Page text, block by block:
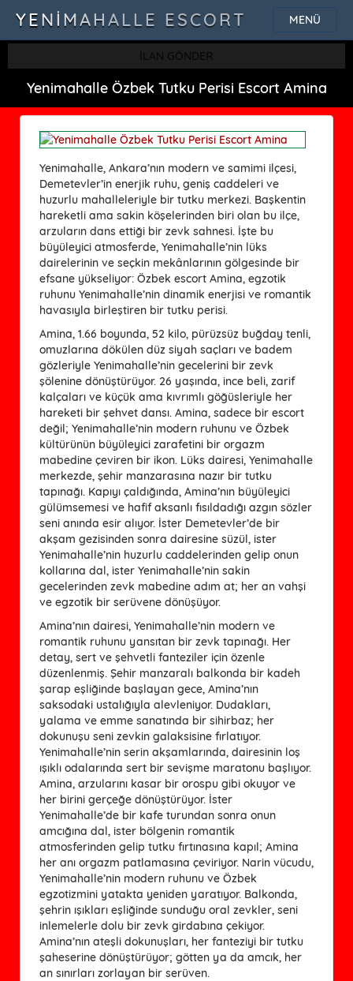
MENÜ
YENIMAHALLE ESCORT
İLAN GÖNDER
Yenimahalle Özbek Tutku Perisi Escort Amina
Yenimahalle, Ankara’nın modern ve samimi ilçesi,
Demetevler’in enerjik ruhu, geniş caddeleri ve
huzurlu mahalleleriyle bir tutku merkezi. Başkentin
hareketli ama sakin köşelerinden biri olan bu ilçe,
arzuların dans ettiği bir zevk sahnesi. İşte bu
büyüleyici atmosferde, Yenimahalle’nin lüks
dairelerinin ve seçkin mekânlarının gölgesinde bir
efsane yükseliyor: Özbek escort Amina, egzotik
ruhunu Yenimahalle’nin dinamik enerjisi ve romantik
havasıyla birleştiren bir tutku perisi.
Amina, 1.66 boyunda, 52 kilo, pürüzsüz buğday tenli,
omuzlarına dökülen düz siyah saçları ve badem
gözleriyle Yenimahalle’nin gecelerini bir zevk
şölenine dönüştürüyor. 26 yaşında, ince beli, zarif
kalçaları ve küçük ama kıvrımlı göğüsleriyle her
hareketi bir şehvet dansı. Amina, sadece bir escort
değil; Yenimahalle’nin modern ruhunu ve Özbek
kültürünün büyüleyici zarafetini bir orgazm
mabedine çeviren bir ikon. Lüks dairesi, Yenimahalle
merkezde, şehir manzarasına nazır bir tutku
tapınağı. Kapıyı çaldığında, Amina’nın büyüleyici
gülümsemesi ve hafif aksanlı fısıldadığı azgın sözler
seni anında esir alıyor. İster Demetevler’de bir
akşam gezisinden sonra dairesine süzül, ister
Yenimahalle’nin huzurlu caddelerinden gelip onun
kollarına dal, ister Yenimahalle’nin sakin
gecelerinden zevk mabedine adım at; her an vahşi
ve egzotik bir serüvene dönüşüyor.
Amina’nın dairesi, Yenimahalle’nin modern ve
romantik ruhunu yansıtan bir zevk tapınağı. Her
detay, sert ve şehvetli fanteziler için özenle
düzenlenmiş. Şehir manzaralı balkonda bir kadeh
şarap eşliğinde başlayan gece, Amina’nın
saksodaki ustalığıyla alevleniyor. Dudakları,
yalama ve emme sanatında bir sihirbaz; her
dokunuşu seni zevkin galaksisine fırlatıyor.
Yenimahalle’nin serin akşamlarında, dairesinin loş
ışıklı odalarında sert bir sevişme maratonu başlıyor.
Amina, arzularını kasar bir orospu gibi okuyor ve
her birini gerçeğe dönüştürüyor. İster
Yenimahalle’de bir kafe turundan sonra onun
amcığına dal, ister bölgenin romantik
atmosferinden gelip tutku fırtınasına kapıl; Amina
her anı orgazm patlamasına çeviriyor. Narin vücudu,
Yenimahalle’nin modern ruhunu ve Özbek
egzotizmini yatakta yeniden yaratıyor. Balkonda,
şehrin ışıkları eşliğinde sunduğu oral zevkler, seni
inlemelerle dolu bir zevk girdabına çekiyor.
Amina’nın ateşli dokunuşları, her fanteziyi bir tutku
şaheserine dönüştürüyor; götten ya da amcık, her
an sınırları zorlayan bir serüven.